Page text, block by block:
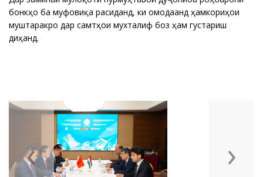
бонкҳо ба муфовиқа расиданд, ки омодаанд ҳамкориҳои
муштаракро дар самтҳои мухталиф боз ҳам густариш
диҳанд.
‹ ›